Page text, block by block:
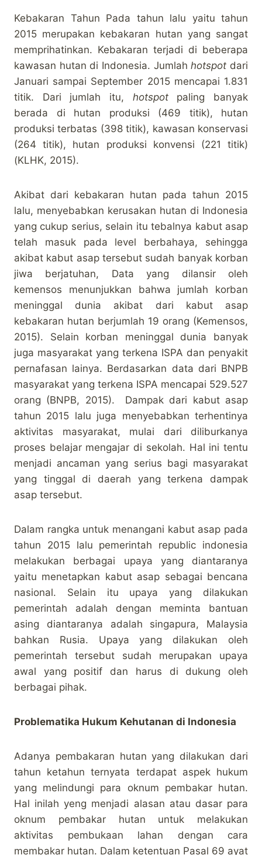
Kebakaran Tahun Pada tahun lalu yaitu tahun
2015 merupakan kebakaran hutan yang sangat
memprihatinkan. Kebakaran terjadi di beberapa
kawasan hutan di Indonesia. Jumlahhotspot dari
Januari sampai September 2015 mencapai 1.831
titik. Dari jumlah itu, hotspot paling banyak
berada di hutan produksi (469 titik), hutan
produksi terbatas (398 titik), kawasan konservasi
(264 titik), hutan produksi konvensi (221 titik)
(KLHK, 2015).
Akibat dari kebakaran hutan pada tahun 2015
lalu, menyebabkan kerusakan hutan di Indonesia
yang cukup serius, selain itu tebalnya kabut asap
telah masuk pada level berbahaya, sehingga
akibat kabut asap tersebut sudah banyak korban
jiwa berjatuhan, Data yang dilansir oleh
kemensos menunjukkan bahwa jumlah korban
meninggal dunia akibat dari kabut asap
kebakaran hutan berjumlah 19 orang (Kemensos,
2015). Selain korban meninggal dunia banyak
juga masyarakat yang terkena ISPA dan penyakit
pernafasan lainya. Berdasarkan data dari BNPB
masyarakat yang terkena ISPA mencapai 529.527
orang (BNPB, 2015). Dampak dari kabut asap
tahun 2015 lalu juga menyebabkan terhentinya
aktivitas masyarakat, mulai dari diliburkanya
proses belajar mengajar di sekolah. Hal ini tentu
menjadi ancaman yang serius bagi masyarakat
yang tinggal di daerah yang terkena dampak
asap tersebut.
Dalam rangka untuk menangani kabut asap pada
tahun 2015 lalu pemerintah republic indonesia
melakukan berbagai upaya yang diantaranya
yaitu menetapkan kabut asap sebagai bencana
nasional. Selain itu upaya yang dilakukan
pemerintah adalah dengan meminta bantuan
asing diantaranya adalah singapura, Malaysia
bahkan Rusia. Upaya yang dilakukan oleh
pemerintah tersebut sudah merupakan upaya
awal yang positif dan harus di dukung oleh
berbagai pihak.
Problematika Hukum Kehutanan di Indonesia
Adanya pembakaran hutan yang dilakukan dari
tahun ketahun ternyata terdapat aspek hukum
yang melindungi para oknum pembakar hutan.
Hal inilah yeng menjadi alasan atau dasar para
oknum pembakar hutan untuk melakukan
aktivitas pembukaan lahan dengan cara
membakar hutan. Dalam ketentuan Pasal 69 ayat